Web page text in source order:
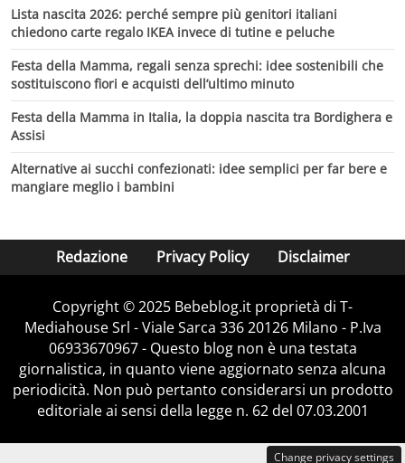
Lista nascita 2026: perché sempre più genitori italiani
chiedono carte regalo IKEA invece di tutine e peluche
Festa della Mamma, regali senza sprechi: idee sostenibili che
sostituiscono fiori e acquisti dell’ultimo minuto
Festa della Mamma in Italia, la doppia nascita tra Bordighera e
Assisi
Alternative ai succhi confezionati: idee semplici per far bere e
mangiare meglio i bambini
Redazione Privacy Policy Disclaimer
Copyright © 2025 Bebeblog.it proprietà di T-
Mediahouse Srl - Viale Sarca 336 20126 Milano - P.Iva
06933670967 - Questo blog non è una testata
giornalistica, in quanto viene aggiornato senza alcuna
periodicità. Non può pertanto considerarsi un prodotto
editoriale ai sensi della legge n. 62 del 07.03.2001
Change privacy settings